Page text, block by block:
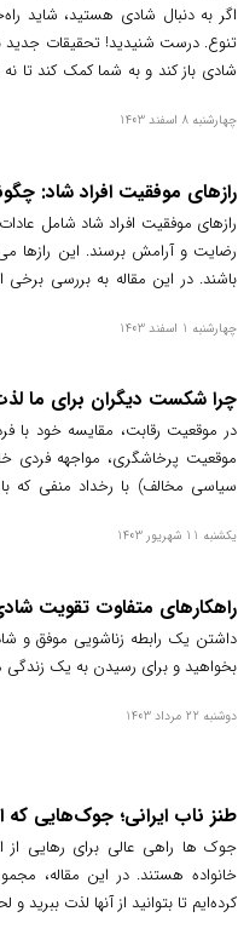
اگر به دنبال شادی هستید، شاید
تنوع. درست شنیدید! تحقیقات جدید
شادی باز کند و به شما کمک کند تا
چهارشنبه 8 اسفند 1403
رازهای موفقیت افراد شاد:
رازهای موفقیت افراد شاد شامل
رضایت و آرامش برسند. این رازها
باشند. در این مقاله به بررسی برخی
چهارشنبه 1 اسفند 1403
چرا شکست دیگران برای ما
در موقعیت رقابت، مقایسه خود با
موقعیت پرخاشگری، مواجهه فردی
سیاسی مخالف) با رخداد منفی که
یکشنبه 11 شهریور 1403
راهکارهای متفاوت تقویت
داشتن یک رابطه زناشویی موفق و
بخواهید و برای رسیدن به یک
دوشنبه 22 مرداد 1403
طنز ناب ایرانی؛ جوک‌هایی
جوک ها راهی عالی برای رهایی
خانواده هستند. در این مقاله،
کرده‌ایم تا بتوانید از آنها لذت ببرید